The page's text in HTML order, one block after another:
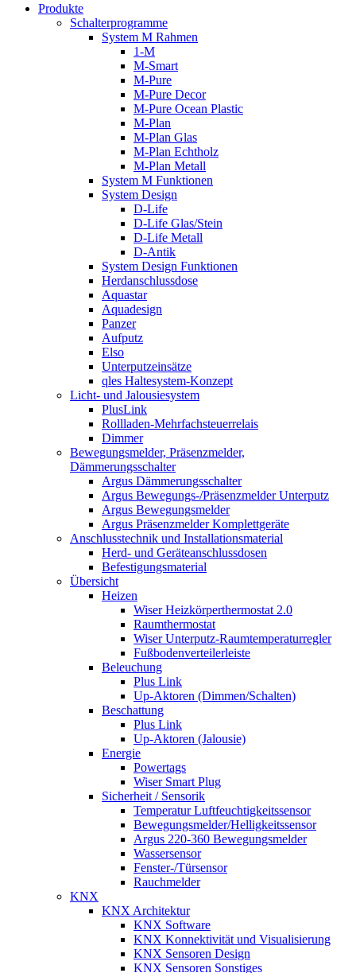
Produkte
Schalterprogramme
System M Rahmen
1-M
M-Smart
M-Pure
M-Pure Decor
M-Pure Ocean Plastic
M-Plan
M-Plan Glas
M-Plan Echtholz
M-Plan Metall
System M Funktionen
System Design
D-Life
D-Life Glas/Stein
D-Life Metall
D-Antik
System Design Funktionen
Herdanschlussdose
Aquastar
Aquadesign
Panzer
Aufputz
Elso
Unterputzeinsätze
qles Haltesystem-Konzept
Licht- und Jalousiesystem
PlusLink
Rollladen-Mehrfachsteuerrelais
Dimmer
Bewegungsmelder, Präsenzmelder,
Dämmerungsschalter
Argus Dämmerungsschalter
Argus Bewegungs-/Präsenzmelder Unterputz
Argus Bewegungsmelder
Argus Präsenzmelder Komplettgeräte
Anschlusstechnik und Installationsmaterial
Herd- und Geräteanschlussdosen
Befestigungsmaterial
Übersicht
Heizen
Wiser Heizkörperthermostat 2.0
Raumthermostat
Wiser Unterputz-Raumtemperaturregler
Fußbodenverteilerleiste
Beleuchung
Plus Link
Up-Aktoren (Dimmen/Schalten)
Beschattung
Plus Link
Up-Aktoren (Jalousie)
Energie
Powertags
Wiser Smart Plug
Sicherheit / Sensorik
Temperatur Luftfeuchtigkeitssensor
Bewegungsmelder/Helligkeitssensor
Argus 220-360 Bewegungsmelder
Wassersensor
Fenster-/Türsensor
Rauchmelder
KNX
KNX Architektur
KNX Software
KNX Konnektivität und Visualisierung
KNX Sensoren Design
KNX Sensoren Sonstiges